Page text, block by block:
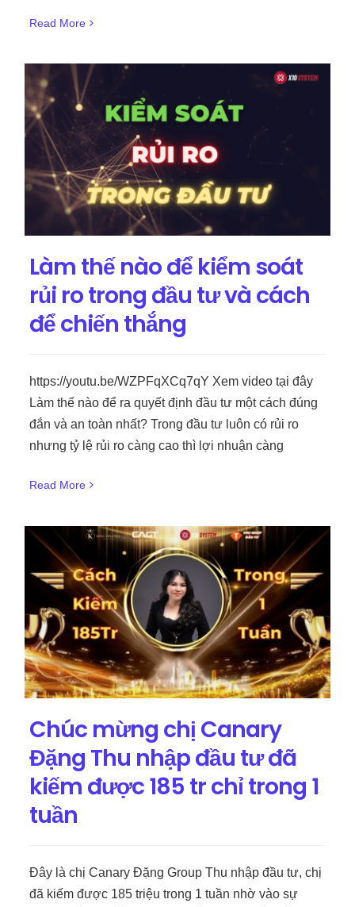
Read More
Làm thế nào để kiểm soát
rủi ro trong đầu tư và cách
để chiến thắng
https://youtu.be/WZPFqXCq7qY Xem video tại đây
Làm thế nào để ra quyết định đầu tư một cách đúng
đắn và an toàn nhất? Trong đầu tư luôn có rủi ro
nhưng tỷ lệ rủi ro càng cao thì lợi nhuận càng
Read More
Chúc mừng chị Canary
Đặng Thu nhập đầu tư đã
kiếm được 185 tr chỉ trong 1
tuần
Đây là chị Canary Đặng Group Thu nhập đầu tư, chị
đã kiếm được 185 triệu trong 1 tuần nhờ vào sự